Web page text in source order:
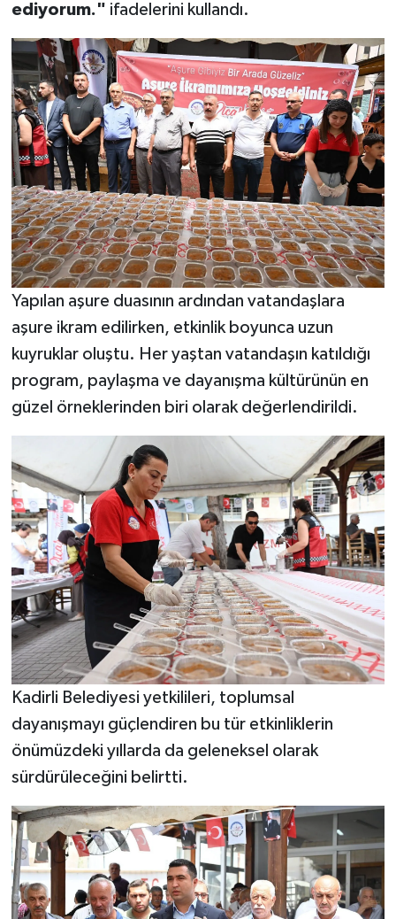
ediyorum." ifadelerini kullandı.
Yapılan aşure duasının ardından vatandaşlara
aşure ikram edilirken, etkinlik boyunca uzun
kuyruklar oluştu. Her yaştan vatandaşın katıldığı
program, paylaşma ve dayanışma kültürünün en
güzel örneklerinden biri olarak değerlendirildi.
Kadirli Belediyesi yetkilileri, toplumsal
dayanışmayı güçlendiren bu tür etkinliklerin
önümüzdeki yıllarda da geleneksel olarak
sürdürüleceğini belirtti.